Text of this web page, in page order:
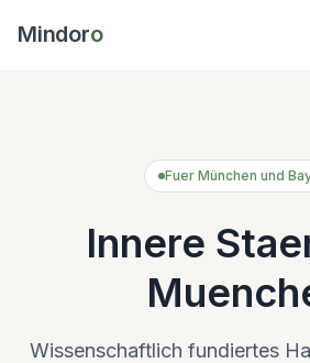
Mindoro
Fuer München und
Innere
Wissenschaftlich fundiertes